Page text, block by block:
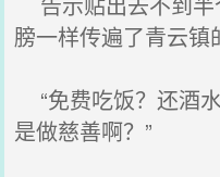
膀一样传遍了青云镇
“免费吃饭？还酒
是做慈善啊？”